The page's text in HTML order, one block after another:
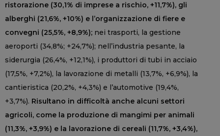
ristorazione (30,1% di imprese a rischio, +11,7%), gli
alberghi (21,6%, +10%) e l’organizzazione di fiere e
convegni (25,5%, +8,9%); nei trasporti, la gestione
aeroporti (34,8%; +24,7%); nell’industria pesante, la
siderurgia (26,4%, +12,1%), i produttori di tubi in acciaio
(17,5%, +7,2%), la lavorazione di metalli (13,7%, +6,9%), la
cantieristica (20,2%, +4,3%) e l’automotive (19,4%,
+3,7%). Risultano in difficoltà anche alcuni settori
agricoli, come la produzione di mangimi per animali
(11,3%, +3,9%) e la lavorazione di cereali (11,7%, +3,4%),